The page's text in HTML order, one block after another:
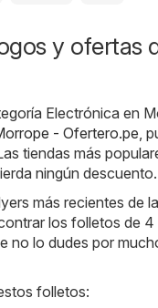
y ofertas
Electrónica en
- Ofertero.pe ,
tiendas más
ningún descuento.
más recientes de la
los folletos de 4
no lo dudes por
folletos: